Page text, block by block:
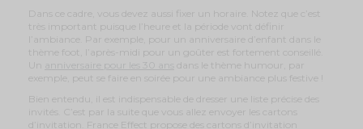
Dans ce cadre, vous devez aussi fixer un horaire. Notez que c’est
très important puisque l’heure et la période vont définir
l’ambiance. Par exemple, pour un anniversaire d’enfant dans le
thème foot, l’après-midi pour un goûter est fortement conseillé.
Un
anniversaire pour les 30 ans
dans le thème humour, par
exemple, peut se faire en soirée pour une ambiance plus festive !
Bien entendu, il est indispensable de dresser une liste précise des
invités. C’est par la suite que vous allez envoyer les cartons
d’invitation. France Effect propose des cartons d’invitation